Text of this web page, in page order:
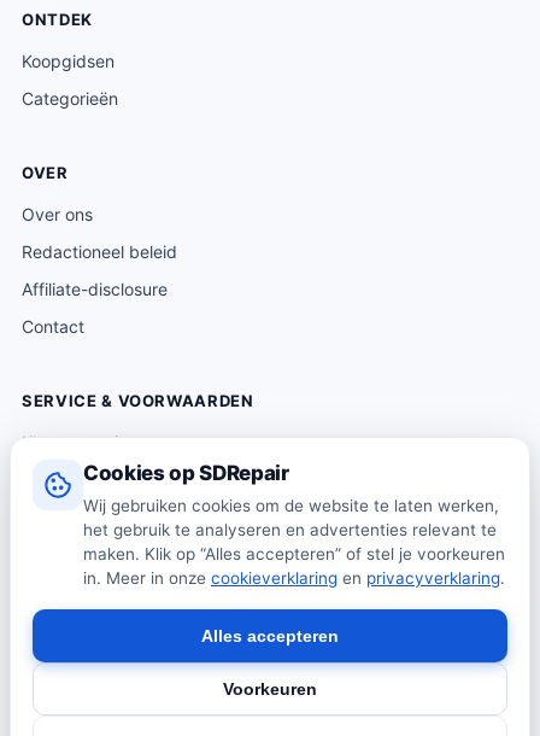
Cookies op SDRepair
Wij gebruiken cookies om de website te laten werken,
het gebruik te analyseren en advertenties relevant te
maken. Klik op “Alles accepteren” of stel je voorkeuren
in. Meer in onze cookieverklaring en privacyverklaring.
Voorkeuren
Alles accepteren
ONTDEK
Koopgidsen
Categorieën
OVER
Over ons
Redactioneel beleid
Affiliate-disclosure
Contact
SERVICE & VOORWAARDEN
Klantenservice
Verzending & levering
Retourneren
Algemene voorwaarden